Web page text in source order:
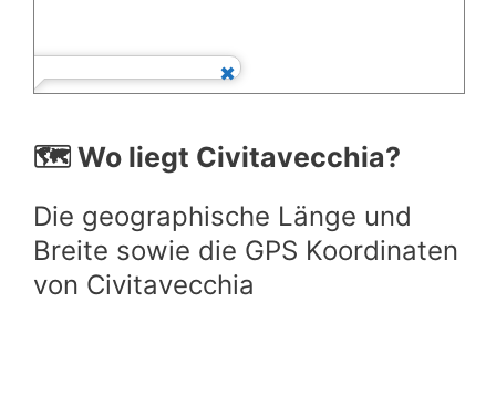
🗺️ Wo liegt Civitavecchia?
Die geographische Länge und
Breite sowie die GPS Koordinaten
von Civitavecchia